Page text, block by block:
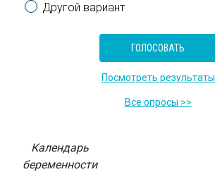
Другой вариант
Посмотреть результаты
Все опросы >>
Календарь
беременности